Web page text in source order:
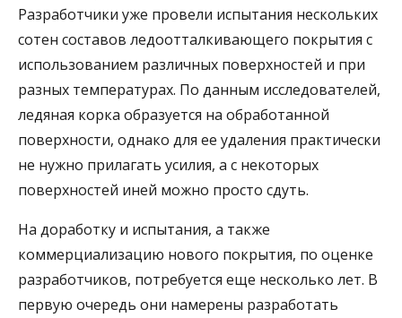
Разработчики уже провели испытания нескольких
сотен составов ледоотталкивающего покрытия с
использованием различных поверхностей и при
разных температурах. По данным исследователей,
ледяная корка образуется на обработанной
поверхности, однако для ее удаления практически
не нужно прилагать усилия, а с некоторых
поверхностей иней можно просто сдуть.
На доработку и испытания, а также
коммерциализацию нового покрытия, по оценке
разработчиков, потребуется еще несколько лет. В
первую очередь они намерены разработать